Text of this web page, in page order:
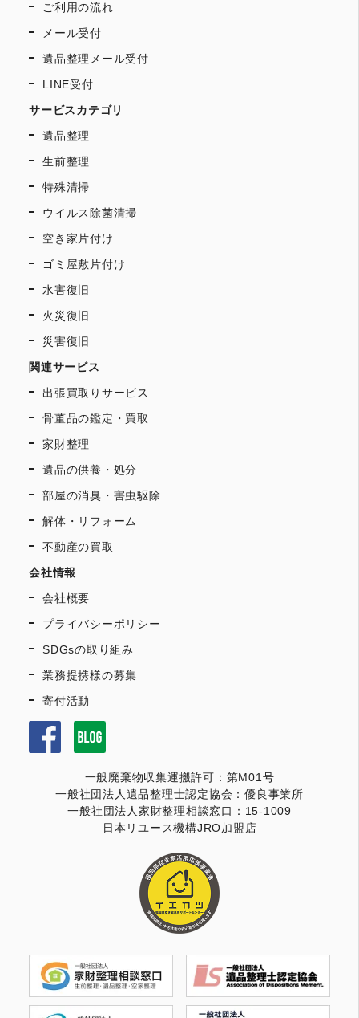
ご利用の流れ
メール受付
遺品整理メール受付
LINE受付
サービスカテゴリ
遺品整理
生前整理
特殊清掃
ウイルス除菌清掃
空き家片付け
ゴミ屋敷片付け
水害復旧
火災復旧
災害復旧
関連サービス
出張買取りサービス
骨董品の鑑定・買取
家財整理
遺品の供養・処分
部屋の消臭・害虫駆除
解体・リフォーム
不動産の買取
会社情報
会社概要
プライバシーポリシー
SDGsの取り組み
業務提携様の募集
寄付活動
一般廃棄物収集運搬許可：第M01号
一般社団法人遺品整理士認定協会：優良事業所
一般社団法人家財整理相談窓口：15-1009
日本リユース機構JRO加盟店